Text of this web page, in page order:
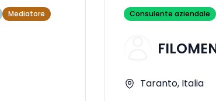
Mediatore Consulente aziendale
Taranto, Italia